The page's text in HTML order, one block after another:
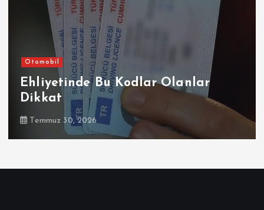
Otomobil
Ehliyetinde Bu Kodlar Olanlar
Dikkat
Temmuz 30, 2026